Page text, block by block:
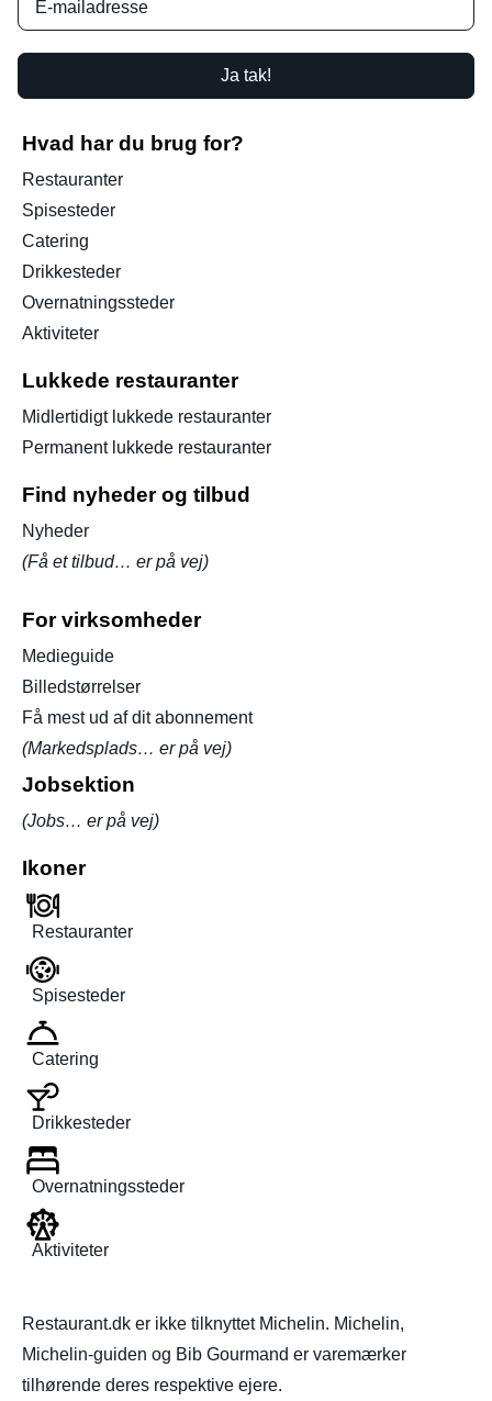
Ja tak!
Hvad har du brug for?
Restauranter
Spisesteder
Catering
Drikkesteder
Overnatningssteder
Aktiviteter
Lukkede restauranter
Midlertidigt lukkede restauranter
Permanent lukkede restauranter
Find nyheder og tilbud
Nyheder
(Få et tilbud… er på vej)
For virksomheder
Medieguide
Billedstørrelser
Få mest ud af dit abonnement
(Markedsplads… er på vej)
Jobsektion
(Jobs… er på vej)
Ikoner
Restauranter
Spisesteder
Catering
Drikkesteder
Overnatningssteder
Aktiviteter
Restaurant.dk er ikke tilknyttet Michelin. Michelin,
Michelin-guiden og Bib Gourmand er varemærker
tilhørende deres respektive ejere.